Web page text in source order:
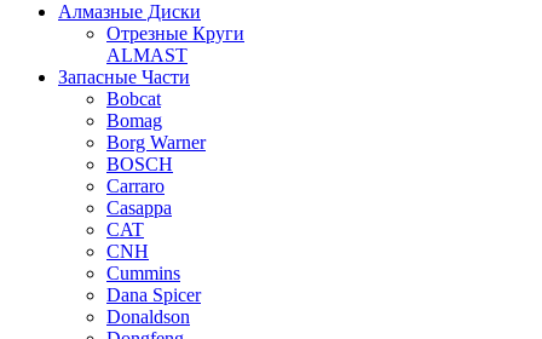
Алмазные Диски
Отрезные Круги
ALMAST
Запасные Части
Bobcat
Bomag
Borg Warner
BOSCH
Carraro
Casappa
CAT
CNH
Cummins
Dana Spicer
Donaldson